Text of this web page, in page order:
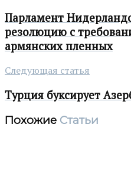
Парламент
резолюцию с
армянских пленных
Следующая статья
Турция буксирует
Похожие Статьи